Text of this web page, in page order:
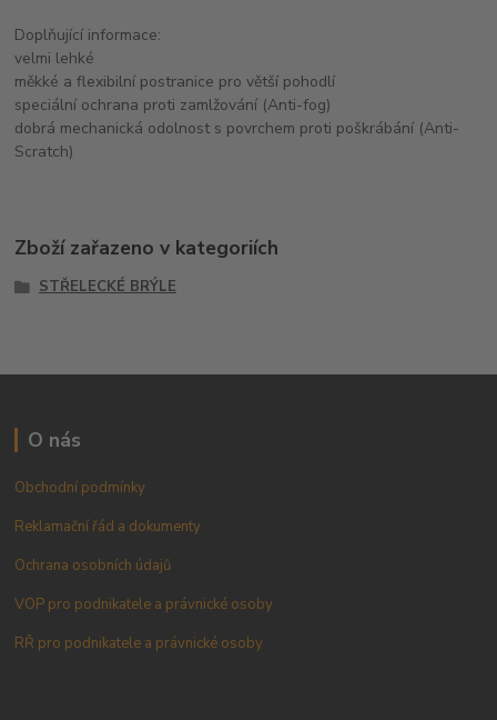
Doplňující informace:
velmi lehké
měkké a flexibilní postranice pro větší pohodlí
speciální ochrana proti zamlžování (Anti-fog)
dobrá mechanická odolnost s povrchem proti poškrábání (Anti-
Scratch)
Zboží zařazeno v kategoriích
STŘELECKÉ BRÝLE
O nás
Obchodní podmínky
Reklamační řád a dokumenty
Ochrana osobních údajů
VOP pro podnikatele a právnické osoby
RŘ pro podnikatele a právnické osoby